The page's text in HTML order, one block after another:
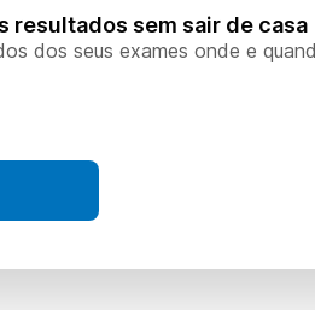
resultados sem sair de casa
dos seus exames onde e